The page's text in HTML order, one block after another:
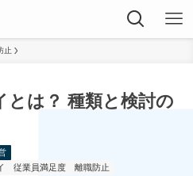
止
とは？ 種類と検討の
従業員満足度 離職防止